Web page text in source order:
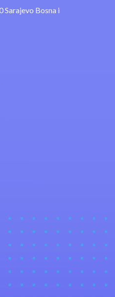
Sarajevo Bosna i